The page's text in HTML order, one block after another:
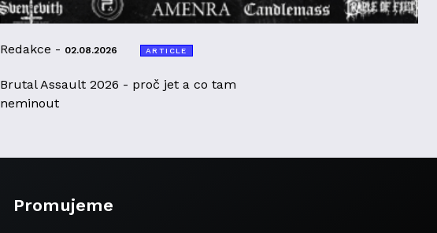
Redakce - 02.08.2026 ARTICLE
Brutal Assault 2026 - proč jet a co tam
neminout
Promujeme